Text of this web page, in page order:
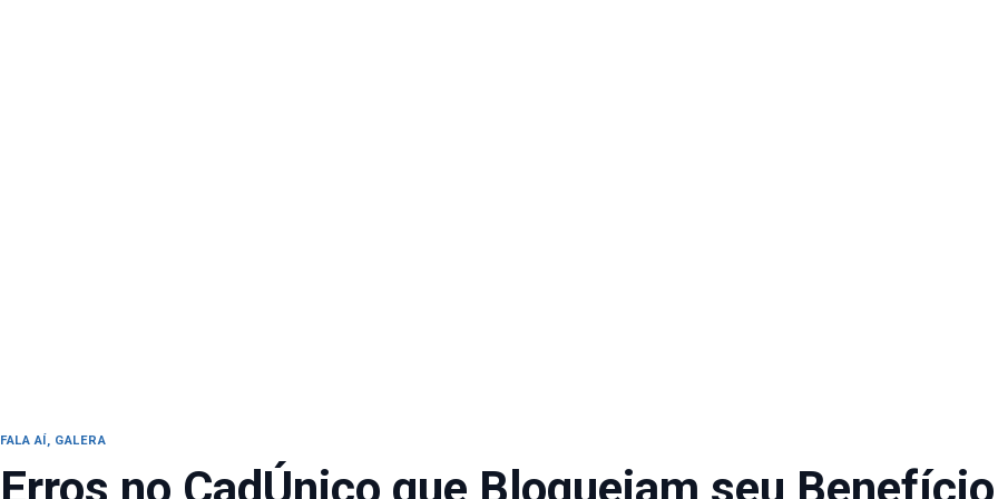
FALA AÍ, GALERA
Erros no CadÚnico que Bloqueiam seu